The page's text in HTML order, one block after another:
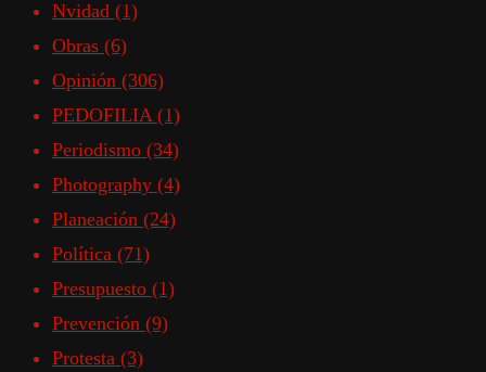
Nvidad (1)
Obras (6)
Opinión (306)
PEDOFILIA (1)
Periodismo (34)
Photography (4)
Planeación (24)
Política (71)
Presupuesto (1)
Prevención (9)
Protesta (3)